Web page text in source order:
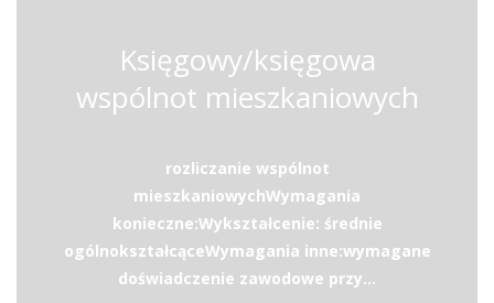
Księgowy/księgowa
wspólnot mieszkaniowych
rozliczanie wspólnot
mieszkaniowychWymagania
konieczne:Wykształcenie: średnie
ogólnokształcąceWymagania inne:wymagane
doświadczenie zawodowe przy...